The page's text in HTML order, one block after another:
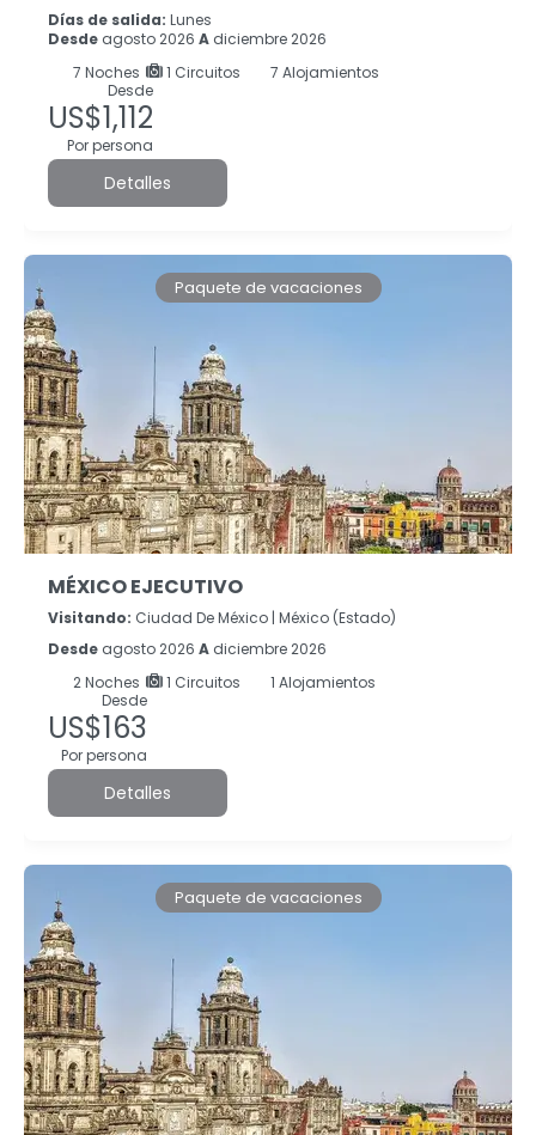
Días de salida: Lunes
Desde agosto 2026 A diciembre 2026
7 Noches 1 Circuitos
7 Alojamientos
Desde
US$1,112
Por persona
Detalles
Paquete de vacaciones
MÉXICO EJECUTIVO
Visitando: Ciudad De México | México (Estado)
Desde agosto 2026 A diciembre 2026
2Noches 1 Circuitos
1 Alojamientos
Desde
US$163
Por persona
Detalles
Paquete de vacaciones